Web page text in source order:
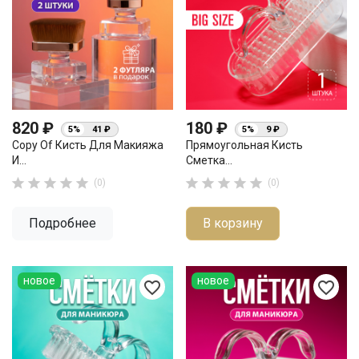
820 ₽ 5% 41 ₽
Copy Of Кисть Для Макияжа
И...
     (0)
Подробнее
180 ₽ 5% 9 ₽
Прямоугольная Кисть
Сметка...
     (0)
В корзину
favorite_border
новое favorite_border
новое